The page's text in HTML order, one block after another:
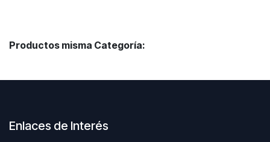
Productos misma Categoría:
Enlaces de Interés